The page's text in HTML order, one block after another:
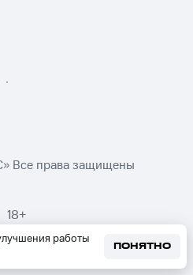
работы
ПОНЯТНО
Все права защищены
18+